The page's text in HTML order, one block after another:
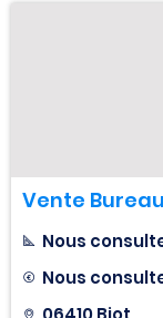
Vente
Nous
Nous